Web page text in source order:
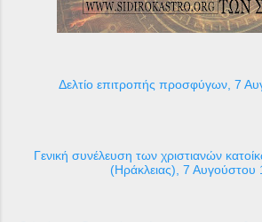
Δελτίο επιτροπής προσφύγων, 7
Γενική συνέλευση των χριστιανών
(Ηράκλειας), 7 Αυγούστου